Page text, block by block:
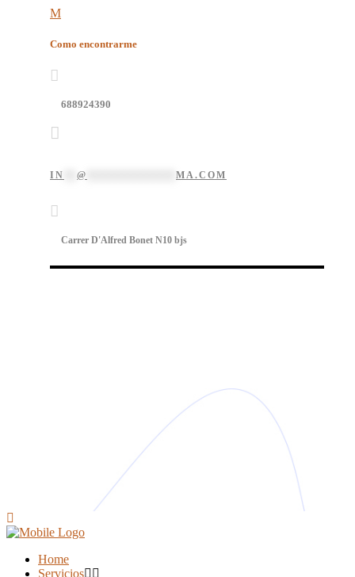
Como encontrarme
688924390
IN @ MA.COM
Carrer D'Alfred Bonet N10 bjs
Home
Servicios